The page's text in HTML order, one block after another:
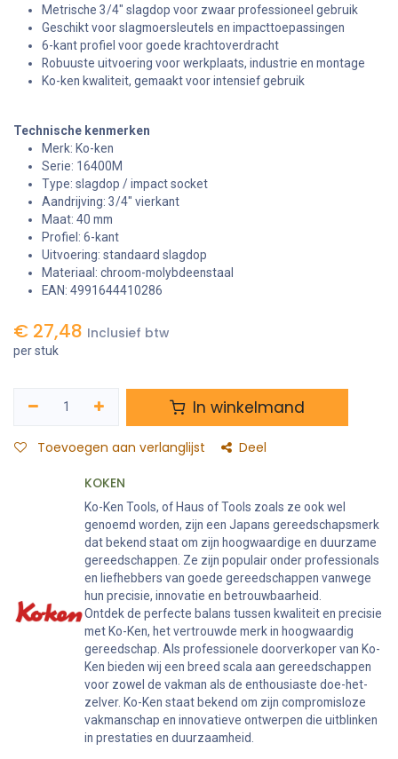
Metrische 3/4" slagdop voor zwaar professioneel gebruik
Geschikt voor slagmoersleutels en impacttoepassingen
6-kant profiel voor goede krachtoverdracht
Robuuste uitvoering voor werkplaats, industrie en montage
Ko-ken kwaliteit, gemaakt voor intensief gebruik
Technische kenmerken
Merk: Ko-ken
Serie: 16400M
Type: slagdop / impact socket
Aandrijving: 3/4" vierkant
Maat: 40 mm
Profiel: 6-kant
Uitvoering: standaard slagdop
Materiaal: chroom-molybdeenstaal
EAN: 4991644410286
€ 27,48 Inclusief btw
per stuk
In winkelmand
Toevoegen aan verlanglijst Deel
KOKEN
Ko-Ken Tools, of Haus of Tools zoals ze ook wel
genoemd worden, zijn een Japans gereedschapsmerk
dat bekend staat om zijn hoogwaardige en duurzame
gereedschappen. Ze zijn populair onder professionals
en liefhebbers van goede gereedschappen vanwege
hun precisie, innovatie en betrouwbaarheid.
Ontdek de perfecte balans tussen kwaliteit en precisie
met Ko-Ken, het vertrouwde merk in hoogwaardig
gereedschap. Als professionele doorverkoper van Ko-
Ken bieden wij een breed scala aan gereedschappen
voor zowel de vakman als de enthousiaste doe-het-
zelver. Ko-Ken staat bekend om zijn compromisloze
vakmanschap en innovatieve ontwerpen die uitblinken
in prestaties en duurzaamheid.